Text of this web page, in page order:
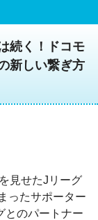
続く！ドコモ
新しい繋ぎ方
見せたJリーグ
ったサポーター
とのパートナー